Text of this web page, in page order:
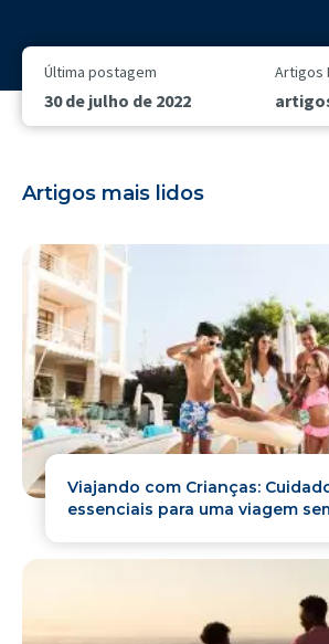
Última postagem
30 de julho de 2022
Artigos
Artigos mais lidos
Viajando com Crianças:
essenciais para uma viagem